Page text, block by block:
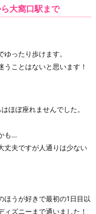
大窩口駅まで
ったり歩けます。
うことはないと思います！
ほぼ座れませんでした。
も…
丈夫ですが人通りは少ない
ほうが好きで最初の1日目以
ィズニーまで通いました！